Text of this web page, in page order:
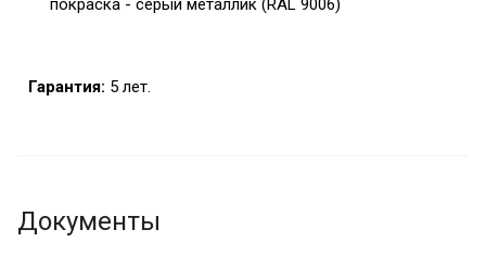
покраска - серый металлик (RAL 9006)
Гарантия: 5 лет.
Документы